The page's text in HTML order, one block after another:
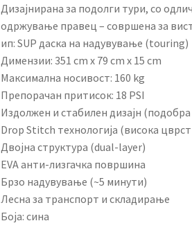
Дизајнирана за подолги тури, со
одржување правец – совршена за
ип: SUP даска на надувување (touring)
Димензии: 351 cm x 79 cm x 15 cm
Максимална носивост: 160 kg
Препорачан притисок: 18 PSI
Издолжен и стабилен дизајн
Drop Stitch технологија (висока
Двојна структура (dual-layer)
EVA анти-лизгачка површина
Брзо надувување (~5 минути)
Лесна за транспорт и складирање
Боја: сина